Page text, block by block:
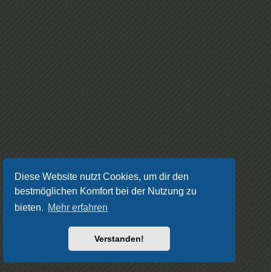
Diese Website nutzt Cookies, um dir den
bestmöglichen Komfort bei der Nutzung zu
bieten. Mehr erfahren
Verstanden!